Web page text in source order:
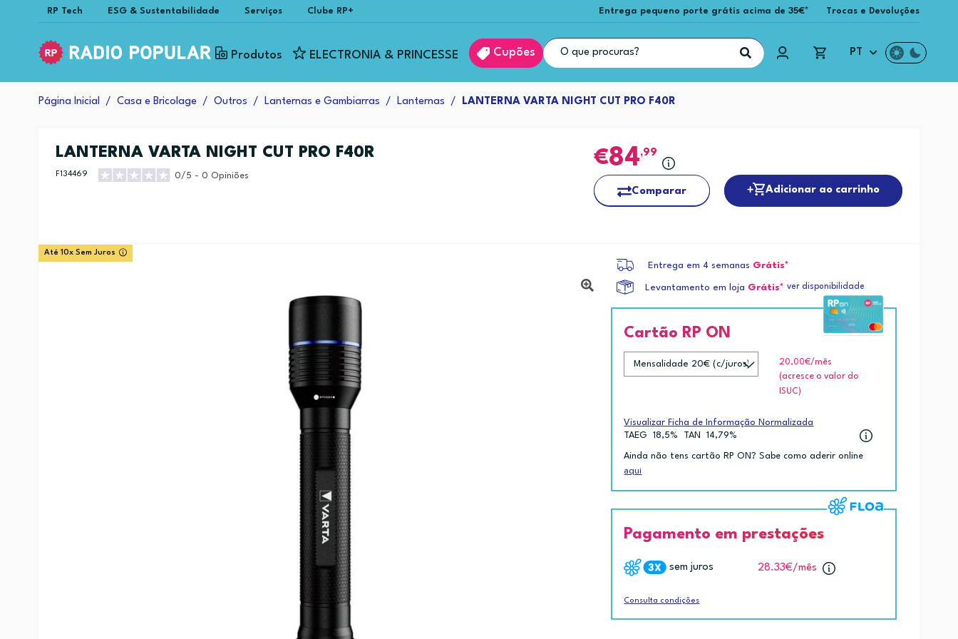
RP Tech ESG & Sustentabilidade Serviços Clube RP+ Entrega pequeno porte grátis acima de 35€* Trocas e Devoluções
Produtos ELECTRONIA & PRINCESSE Cupões PT
Página Inicial Casa e Bricolage Outros Lanternas e Gambiarras Lanternas LANTERNA VARTA NIGHT CUT PRO F40R
LANTERNA VARTA NIGHT CUT PRO F40R
F134469 0/5 - 0 Opiniões
84,99
Comparar Adicionar ao carrinho
Até 10x Sem Juros
Entrega em 4 semanas Grátis*
Levantamento em loja Grátis* ver disponibilidade
Cartão RP ON
20,00€/mês
(acresce o valor do
ISUC)
Visualizar Ficha de Informação Normalizada
TAEG
18,5% TAN 14,79%
Ainda não tens cartão RP ON? Sabe como aderir online
aqui
Pagamento em prestações
sem juros 28.33€/mês
Consulta condições